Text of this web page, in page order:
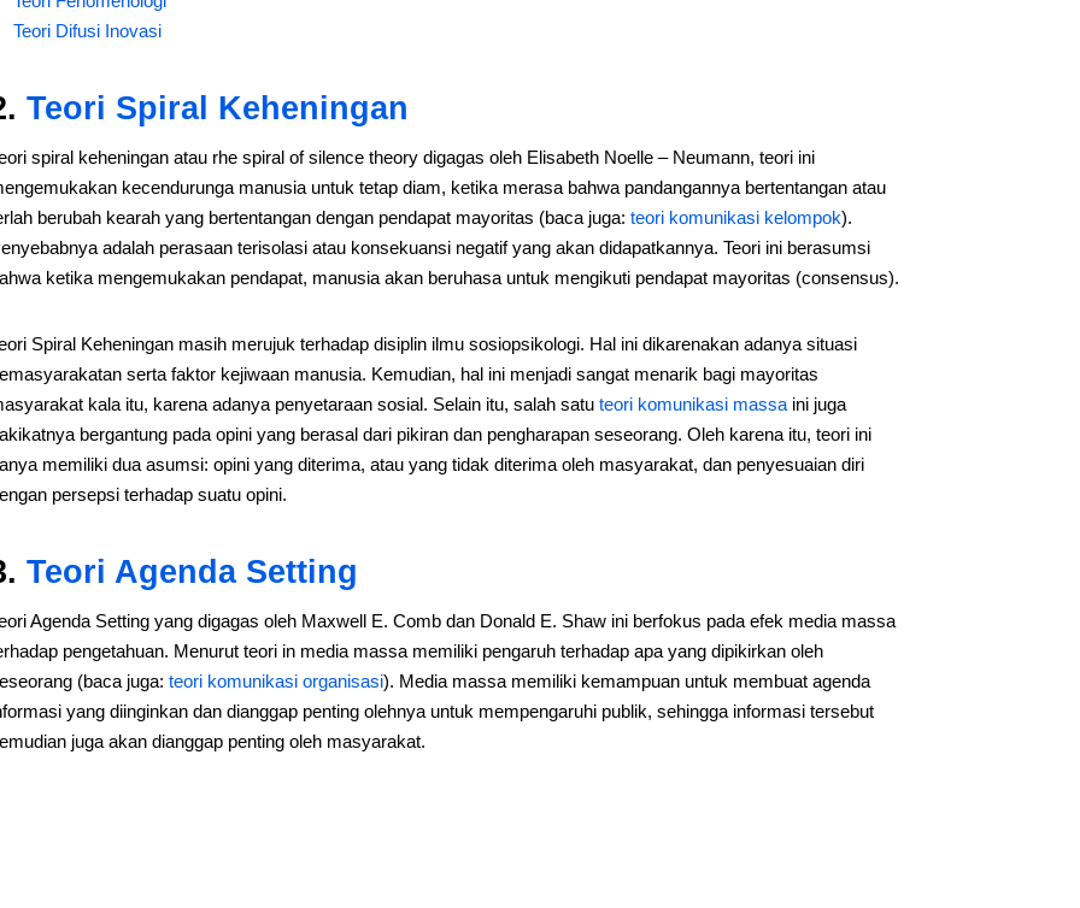
Teori Difusi Inovasi
Teori Spiral Keheningan
spiral keheningan atau rhe spiral of silence theory digagas oleh Elisabeth Noelle – Neumann, teori ini
kecendurunga manusia untuk tetap diam, ketika merasa bahwa pandangannya bertentangan atau
berubah kearah yang bertentangan dengan pendapat mayoritas (baca juga: teori komunikasi kelompok).
adalah perasaan terisolasi atau konsekuansi negatif yang akan didapatkannya. Teori ini berasumsi
ketika mengemukakan pendapat, manusia akan beruhasa untuk mengikuti pendapat mayoritas (consensus).
Spiral Keheningan masih merujuk terhadap disiplin ilmu sosiopsikologi. Hal ini dikarenakan adanya situasi
serta faktor kejiwaan manusia. Kemudian, hal ini menjadi sangat menarik bagi mayoritas
kala itu, karena adanya penyetaraan sosial. Selain itu, salah satu teori komunikasi massa ini juga
bergantung pada opini yang berasal dari pikiran dan pengharapan seseorang. Oleh karena itu, teori ini
memiliki dua asumsi: opini yang diterima, atau yang tidak diterima oleh masyarakat, dan penyesuaian diri
persepsi terhadap suatu opini.
Teori Agenda Setting
Agenda Setting yang digagas oleh Maxwell E. Comb dan Donald E. Shaw ini berfokus pada efek media massa
pengetahuan. Menurut teori in media massa memiliki pengaruh terhadap apa yang dipikirkan oleh
(baca juga: teori komunikasi organisasi). Media massa memiliki kemampuan untuk membuat agenda
yang diinginkan dan dianggap penting olehnya untuk mempengaruhi publik, sehingga informasi tersebut
juga akan dianggap penting oleh masyarakat.